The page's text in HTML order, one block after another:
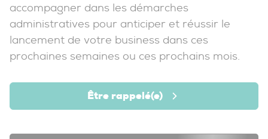
accompagner dans les démarches
administratives pour anticiper et réussir le
lancement de votre business dans ces
prochaines semaines ou ces prochains mois.
Être rappelé(e)